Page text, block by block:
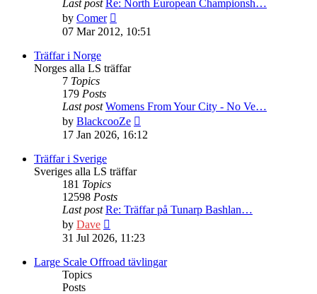
Last post Re: North European Championsh…
by Comer
the
07 Mar 2012, 10:51
Träffar i Norge
Norges alla LS träffar
7 Topics
179 Posts
Last post Womens From Your City - No Ve…
by BlackcooZe
the
17 Jan 2026, 16:12
Träffar i Sverige
Sveriges alla LS träffar
181 Topics
12598 Posts
Last post Re: Träffar på Tunarp Bashlan…
by Dave
the
post
31 Jul 2026, 11:23
Large Scale Offroad tävlingar
Topics
Posts